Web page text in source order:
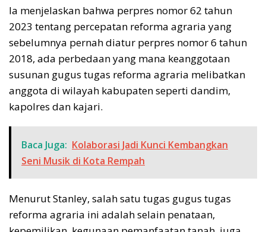
Ia menjelaskan bahwa perpres nomor 62 tahun
2023 tentang percepatan reforma agraria yang
sebelumnya pernah diatur perpres nomor 6 tahun
2018, ada perbedaan yang mana keanggotaan
susunan gugus tugas reforma agraria melibatkan
anggota di wilayah kabupaten seperti dandim,
kapolres dan kajari.
Baca Juga: Kolaborasi Jadi Kunci Kembangkan
Seni Musik di Kota Rempah
Menurut Stanley, salah satu tugas gugus tugas
reforma agraria ini adalah selain penataan,